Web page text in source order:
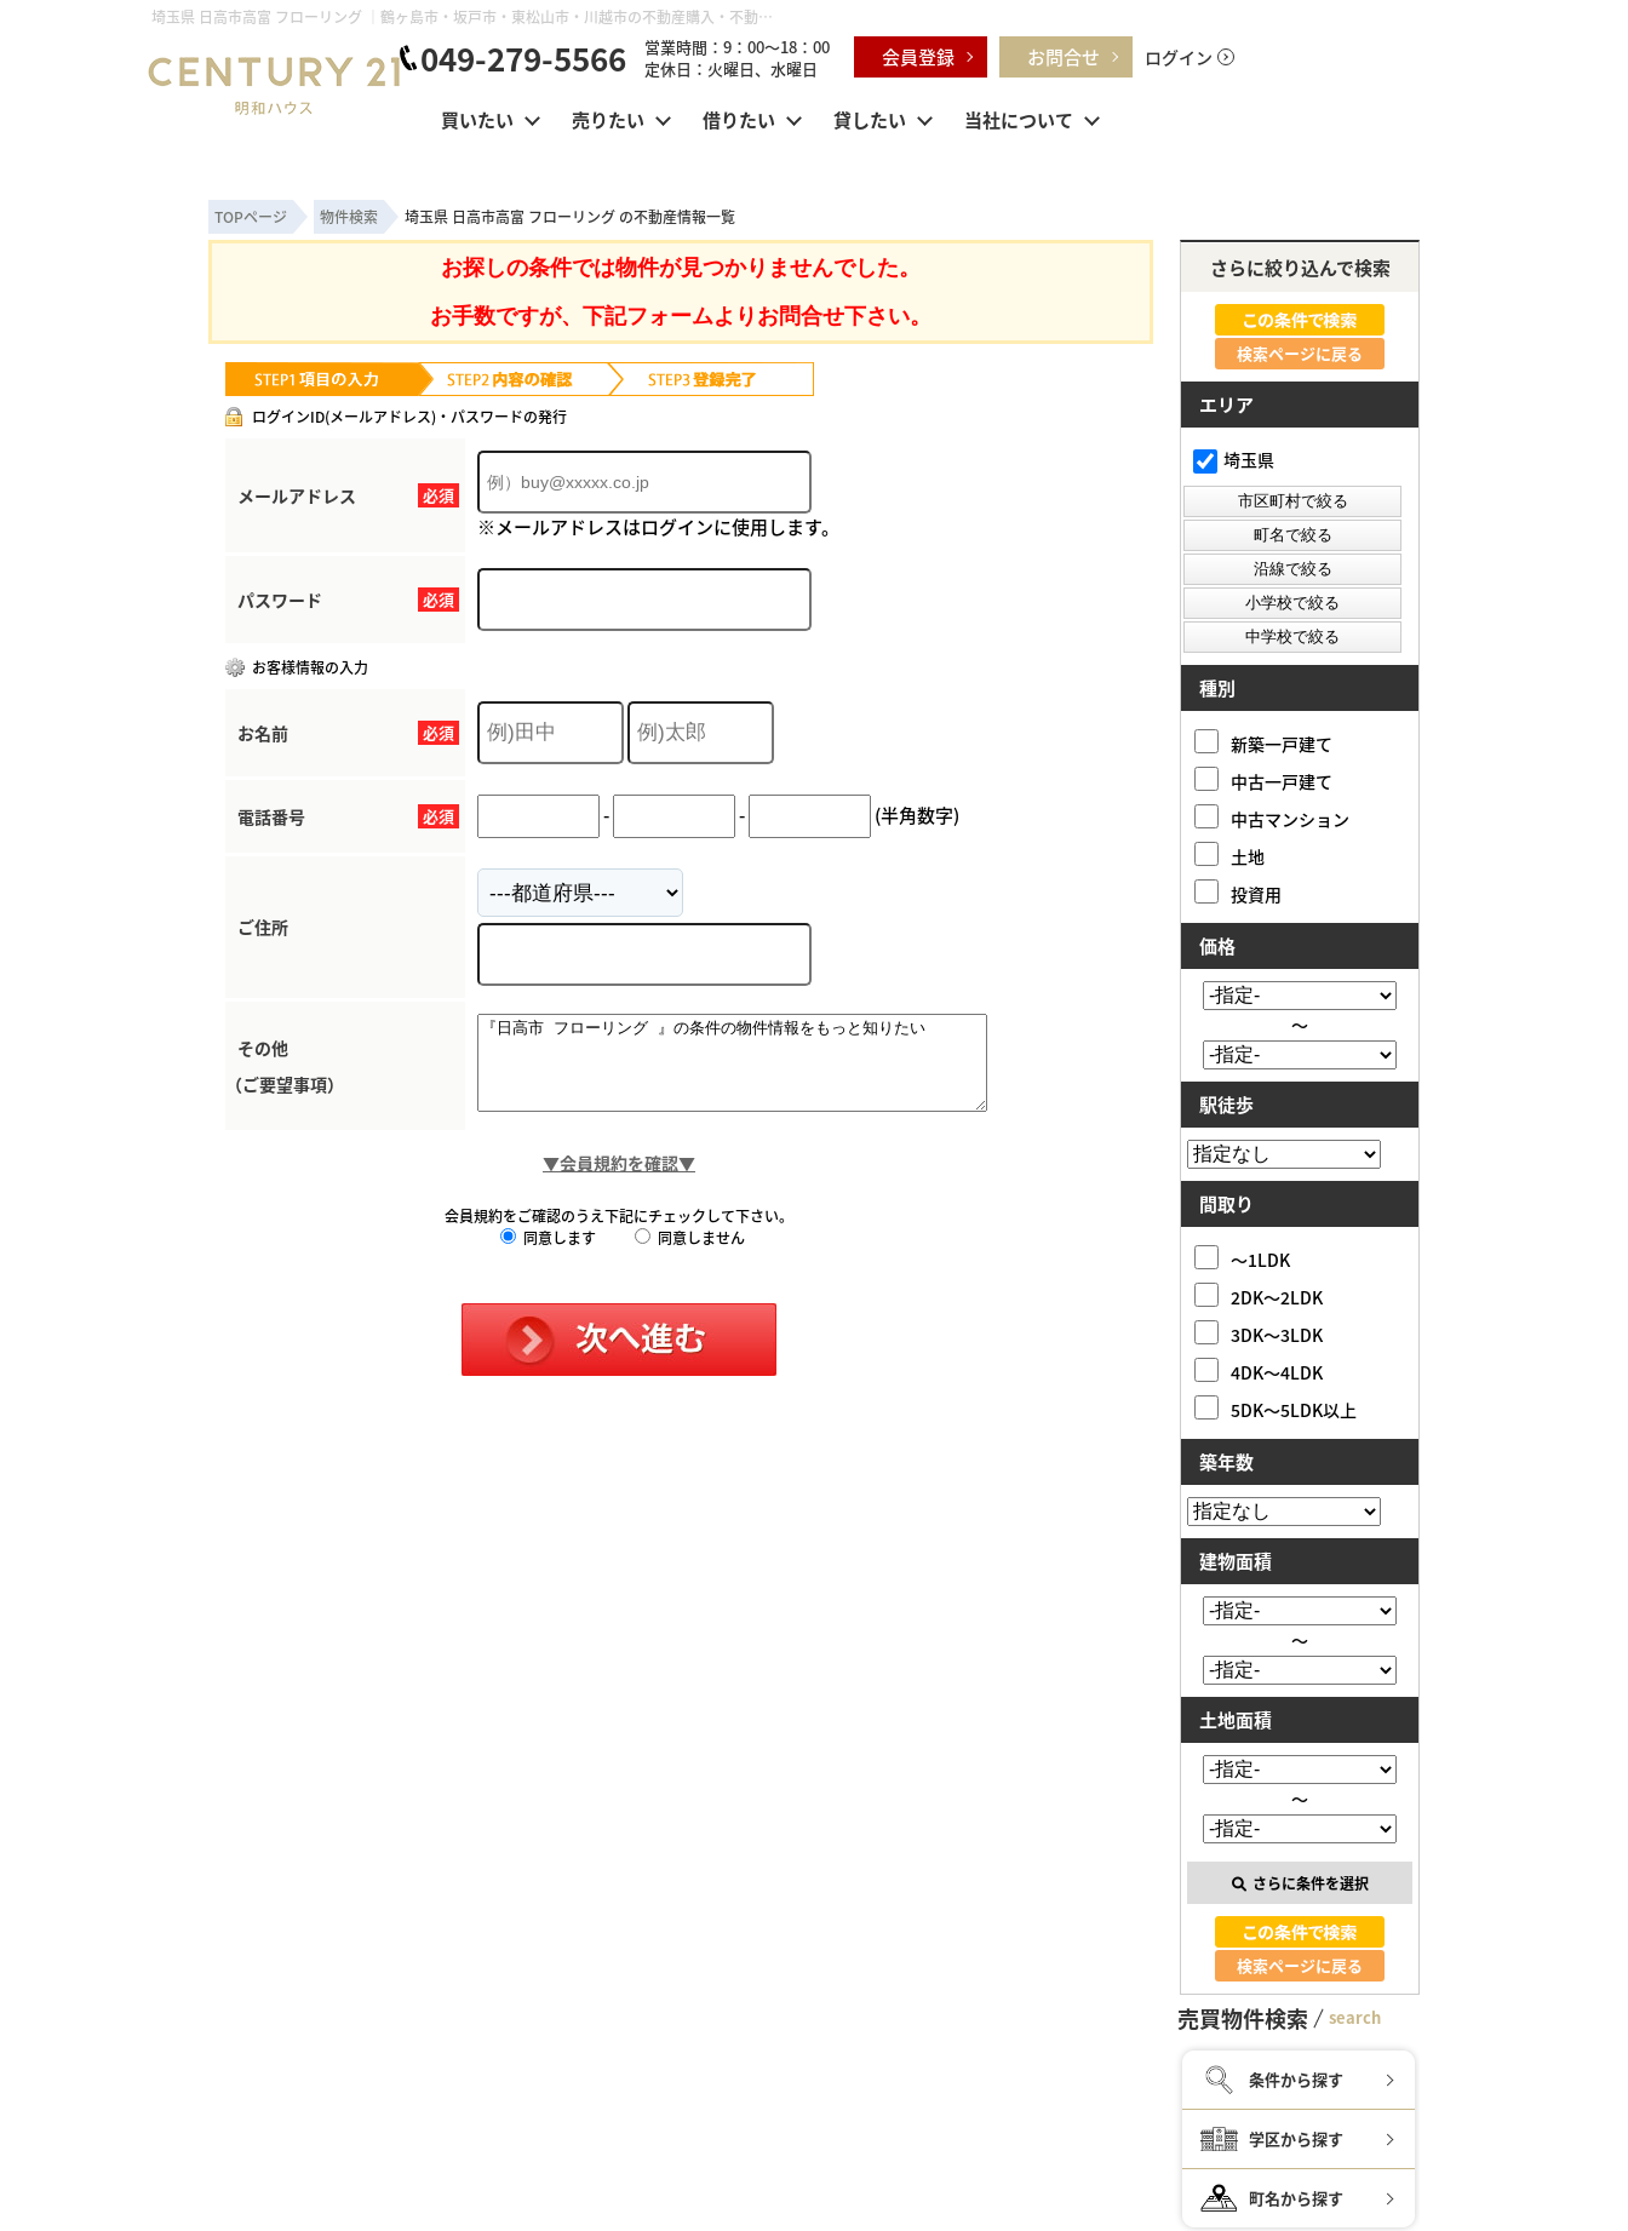
埼玉県 日高市高富 フローリング ｜鶴ヶ島市・坂戸市・東松山市・川越市の不動産購入・不動産売却のことならセンチュリー21明和ハウス
049-279-5566
営業時間：9：00～18：00
定休日：火曜日、水曜日
会員登録 お問合せ ログイン
買いたい 売りたい 借りたい 貸したい 当社について
TOPページ 物件検索 埼玉県 日高市高富 フローリング の不動産情報一覧
お探しの条件では物件が見つかりませんでした。
お手数ですが、下記フォームよりお問合せ下さい。
ログインID(メールアドレス)・パスワードの発行
必須
メールアドレス
※メールアドレスはログインに使用します。
必須
パスワード
お客様情報の入力
必須
お名前
必須
電話番号 - - (半角数字)
ご住所
その他
（ご要望事項）
▼会員規約を確認▼
会員規約をご確認のうえ下記にチェックして下さい。
同意します
同意しません
さらに絞り込んで検索
検索ページに戻る
エリア
埼玉県
種別
新築一戸建て
中古一戸建て
中古マンション
土地
投資用
価格
～
駅徒歩
間取り
～1LDK
2DK～2LDK
3DK～3LDK
4DK～4LDK
5DK～5LDK以上
築年数
建物面積
～
土地面積
～
さらに条件を選択
検索ページに戻る
売買物件検索 search
条件から探す
学区から探す
町名から探す